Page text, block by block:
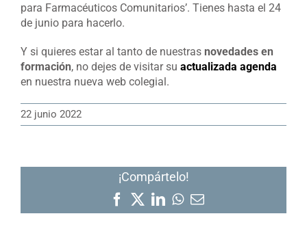
para Farmacéuticos Comunitarios’. Tienes hasta el 24
de junio para hacerlo.
Y si quieres estar al tanto de nuestras novedades en
formación, no dejes de visitar su actualizada agenda
en nuestra nueva web colegial.
22 junio 2022
¡Compártelo!
Facebook
X LinkedIn
WhatsApp
Correo
electrónico